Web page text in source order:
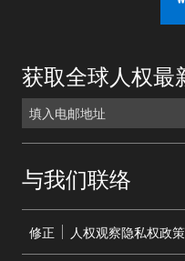
获取全球人权最
与我们联络
menu
修正 人权观察隐私权政策